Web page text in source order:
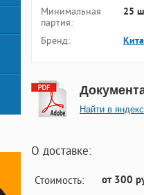
Минимальная
партия:
25
Бренд:
Найти в яндекс
О доставке:
Стоимость: от 300